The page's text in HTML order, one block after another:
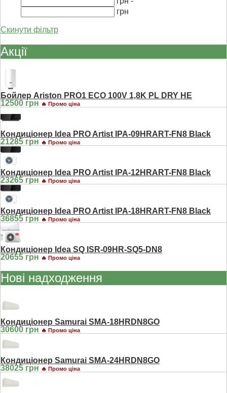
грн
Скинути фільтр
Акції
Бойлер Ariston PRO1 ECO 100V 1,8K PL DRY HE
12500 грн 🔥 Промо ціна
Кондиціонер Idea PRO Artist IPA-09HRART-FN8 Black
21285 грн 🔥 Промо ціна
Кондиціонер Idea PRO Artist IPA-12HRART-FN8 Black
23265 грн 🔥 Промо ціна
Кондиціонер Idea PRO Artist IPA-18HRART-FN8 Black
36855 грн 🔥 Промо ціна
Кондиціонер Idea SQ ISR-09HR-SQ5-DN8
20655 грн 🔥 Промо ціна
Нові надходження
Кондиціонер Samurai SMA-18HRDN8GO
30600 грн 🔥 Промо ціна
Кондиціонер Samurai SMA-24HRDN8GO
38025 грн 🔥 Промо ціна